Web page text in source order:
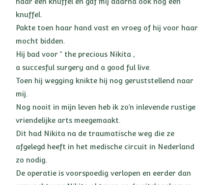
knuffel.
Pakte toen haar hand vast en vroeg of hij voor haar
mocht bidden.
Hij bad voor ” the precious Nikita ,
a succesful surgery and a good ful live.
Toen hij wegging knikte hij nog geruststellend naar
mij.
Nog nooit in mijn leven heb ik zo’n inlevende rustige
vriendelijke arts meegemaakt.
Dit had Nikita na de traumatische weg die ze
afgelegd heeft in het medische circuit in Nederland
zo nodig.
De operatie is voorspoedig verlopen en eerder dan